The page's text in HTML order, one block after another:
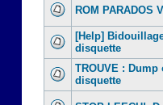
ROM PARADOS
[Help]
disquette
TROUVE :
disquette